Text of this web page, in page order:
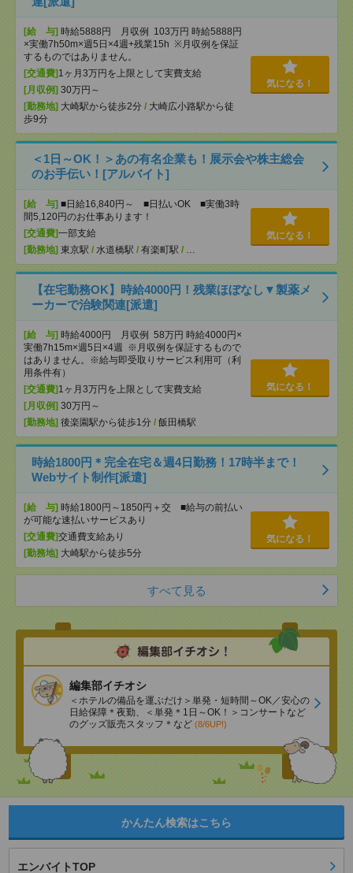
[給 与] 時給5888円 月収例 103万円 時給5888円
×実働7h50m×週5日×4週+残業15h ※月収例を保証
するものではありません。
[交通費] 1ヶ月3万円を上限として実費支給
[月収例] 30万円～
[勤務地] 大崎駅から徒歩2分 / 大崎広小路駅から徒
歩9分
気になる！
＜1日～OK！＞あの有名企業も！展示会や株主総会
のお手伝い！[アルバイト]
[給 与] ■日給16,840円～ ■日払いOK ■実働3時
間5,120円のお仕事あります！
[交通費]一部支給
[勤務地] 東京駅 / 水道橋駅 / 有楽町駅 / …
気になる！
【在宅勤務OK】時給4000円！残業ほぼなし▼製薬メ
ーカーで治験関連[派遣]
[給 与] 時給4000円 月収例 58万円 時給4000円×
実働7h15m×週5日×4週 ※月収例を保証するもので
はありません。※給与即受取りサービス利用可（利
用条件有）
[交通費] 1ヶ月3万円を上限として実費支給
[月収例] 30万円～
[勤務地] 後楽園駅から徒歩1分 / 飯田橋駅
気になる！
時給1800円＊完全在宅＆週4日勤務！17時半まで！
Webサイト制作[派遣]
[給 与] 時給1800円～1850円＋交 ■給与の前払い
が可能な速払いサービスあり
[交通費]交通費支給あり
[勤務地] 大崎駅から徒歩5分
気になる！
すべて見る
編集部イチオシ
＜ホテルの備品を運ぶだけ＞単発・短時間～OK／安心の
日給保障＊夜勤、＜単発＊1日～OK！＞コンサートなど
のグッズ販売スタッフ＊など (8/6UP!)
かんたん検索はこちら
エンバイトTOP